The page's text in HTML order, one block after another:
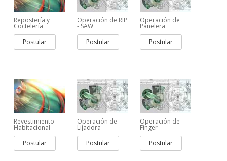
Repostería y
Coctelería
Postular
Operación de RIP
- SAW
Postular
Operación de
Panelera
Postular
Revestimiento
Habitacional
Postular
Operación de
Lijadora
Postular
Operación de
Finger
Postular